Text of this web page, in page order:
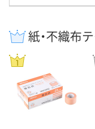
紙・不織布